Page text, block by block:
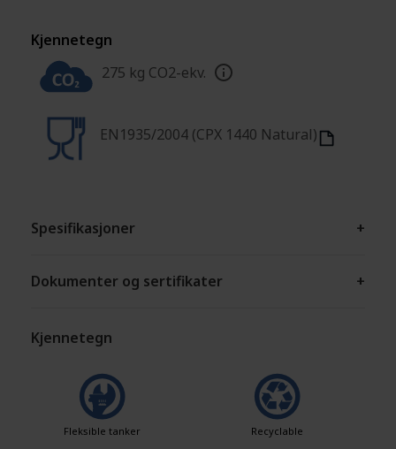
Kjennetegn
275 kg CO2-ekv.
EN1935/2004 (CPX 1440 Natural)
Spesifikasjoner +
Dokumenter og sertifikater +
Kjennetegn
Fleksible tanker Recyclable